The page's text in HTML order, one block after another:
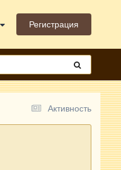
Регистрация
Активность